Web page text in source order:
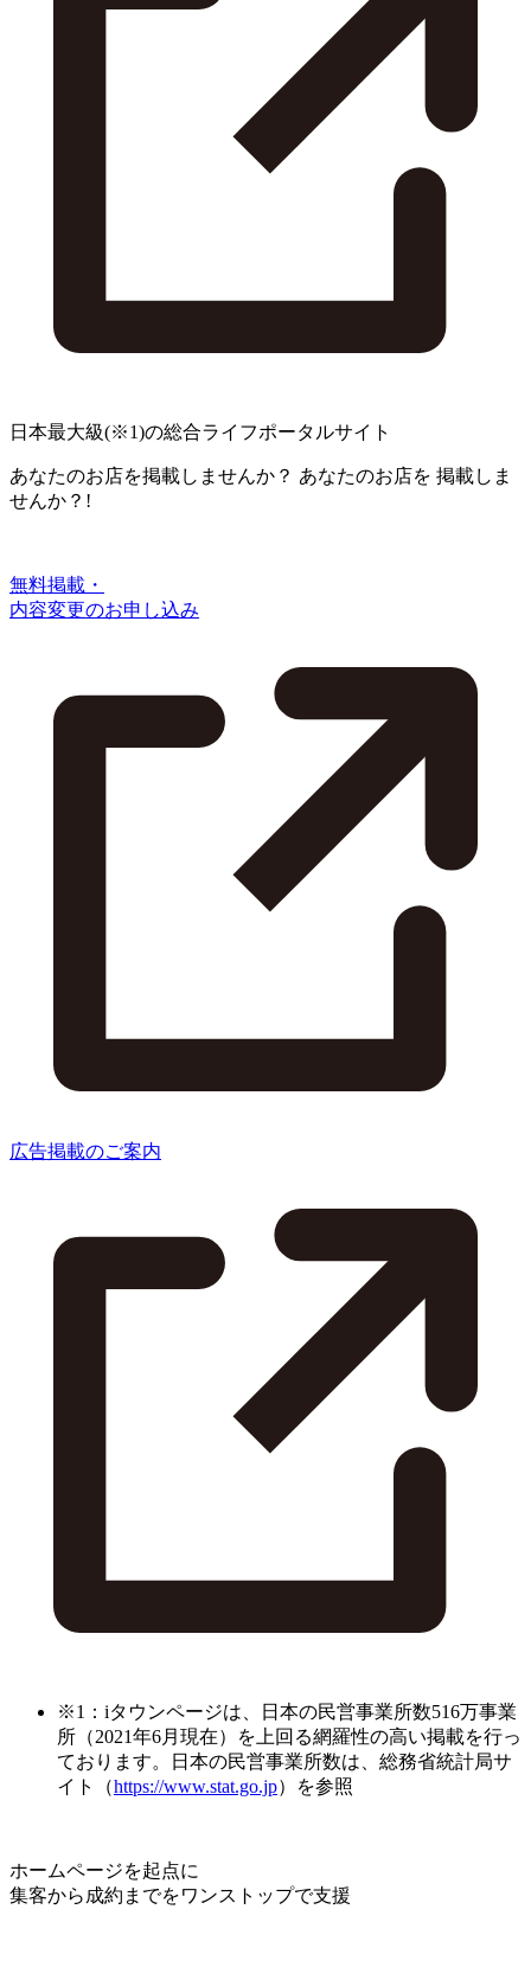
日本最大級(※1)の総合ライフポータルサイト
あなたのお店を掲載しませんか？ あなたのお店を 掲載しま
せんか？!
無料掲載・
内容変更のお申し込み
広告掲載のご案内
※1：iタウンページは、日本の民営事業所数516万事業
所（2021年6月現在）を上回る網羅性の高い掲載を行っ
ております。日本の民営事業所数は、総務省統計局サ
イト（https://www.stat.go.jp）を参照
ホームページを起点に
集客から成約までをワンストップで支援